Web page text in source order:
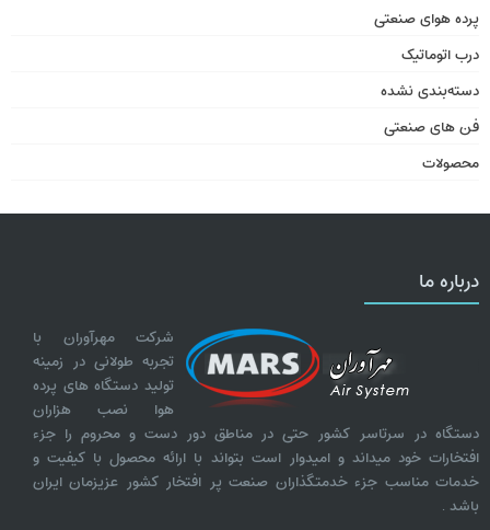
پرده هوای صنعتی
درب اتوماتیک
دسته‌بندی نشده
فن های صنعتی
محصولات
درباره ما
شرکت مهرآوران با
تجربه طولانی در زمینه
تولید دستگاه های پرده
هوا نصب هزاران
دستگاه در سرتاسر کشور حتی در مناطق دور دست و محروم را جزء
افتخارات خود میداند و امیدوار است بتواند با ارائه محصول با کیفیت و
خدمات مناسب جزء خدمتگذاران صنعت پر افتخار کشور عزیزمان ایران
باشد .